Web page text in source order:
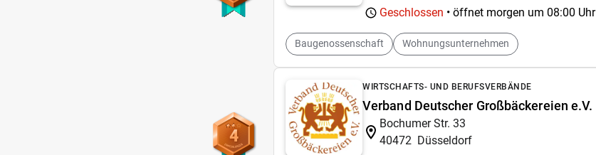
Geschlossen • öffnet morgen um 08:00 Uhr
Baugenossenschaft Wohnungsunternehmen
4
WIRTSCHAFTS- UND BERUFSVERBÄNDE
Verband Deutscher Großbäckereien e.V.
Bochumer Str. 33
40472 Düsseldorf